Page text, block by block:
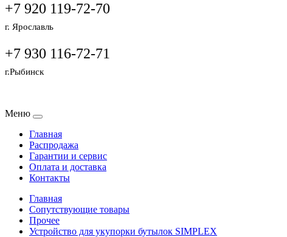
+7 920 119-72-70
г. Ярославль
+7 930 116-72-71
г.Рыбинск
Меню
Главная
Распродажа
Гарантии и сервис
Оплата и доставка
Контакты
Главная
Сопутствующие товары
Прочее
Устройство для укупорки бутылок SIMPLEX